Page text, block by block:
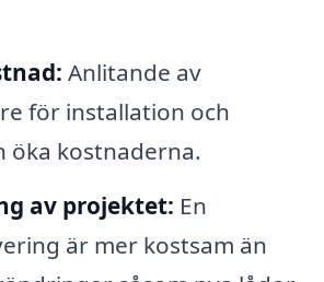
Anlitande av
för installation och
öka kostnaderna.
av projektet: En
är mer kostsam än